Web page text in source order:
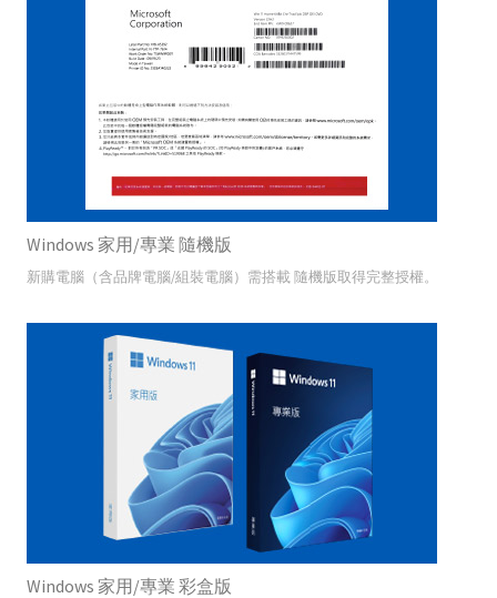
Windows 家用/專業 隨機版
新購電腦（含品牌電腦/組裝電腦）需搭載 隨機版取得完整授權。
Windows 家用/專業 彩盒版